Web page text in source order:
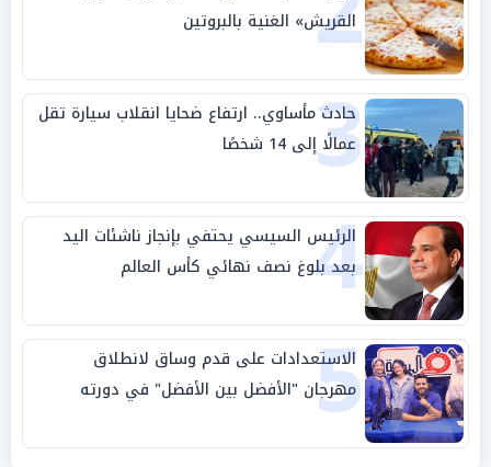
القريش» الغنية بالبروتين
3
حادث مأساوي.. ارتفاع ضحايا انقلاب سيارة تقل
عمالًا إلى 14 شخصًا
4
الرئيس السيسي يحتفي بإنجاز ناشئات اليد
بعد بلوغ نصف نهائي كأس العالم
5
الاستعدادات على قدم وساق لانطلاق
مهرجان "الأفضل بين الأفضل" في دورته
الخامسة